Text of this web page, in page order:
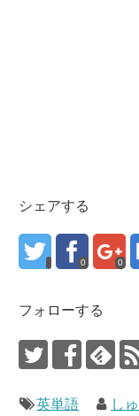
シェアする
0 0
フォローする
英単語 し